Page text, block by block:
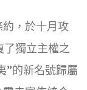
，於十月攻
了獨立主權之
”的新名號歸屬